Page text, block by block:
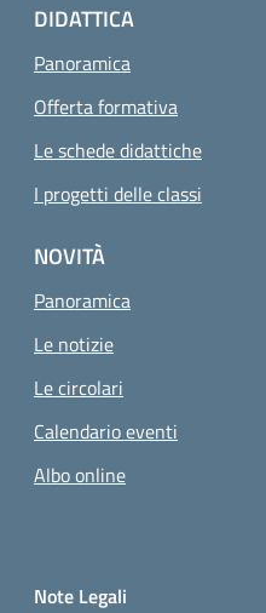
DIDATTICA
Panoramica
Offerta formativa
Le schede didattiche
I progetti delle classi
NOVITÀ
Panoramica
Le notizie
Le circolari
Calendario eventi
Albo online
Small prints
Note Legali